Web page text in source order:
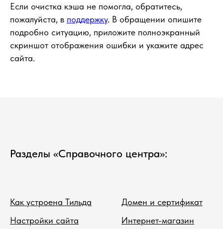
Если очистка кэша не помогла, обратитесь,
пожалуйста, в поддержку. В обращении опишите
подробно ситуацию, приложите полноэкранный
скриншот отображения ошибки и укажите адрес
сайта.
Разделы «Справочного центра»:
Как устроена Тильда
Настройки сайта
Домен и сертификат
Интернет-магазин